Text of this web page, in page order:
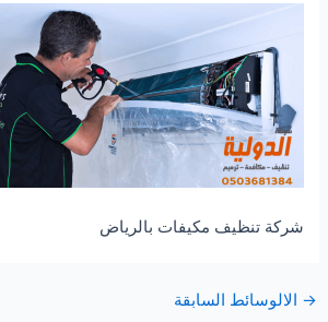
شركة تنظيف مكيفات بالرياض
Post
→ الالوسائط السابقة